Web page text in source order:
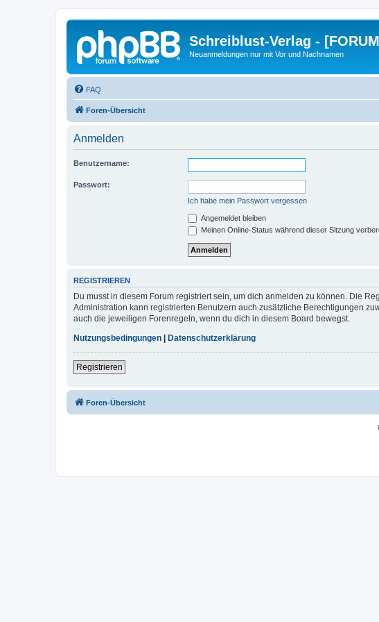
Schreiblust-Verlag -
Neuanmeldungen nur mit Vor und Nachnamen
FAQ
Foren-Übersicht
Anmelden
Benutzername:
Passwort:
Ich habe mein Passwort vergessen
Angemeldet bleiben
Meinen Online-Status während dieser Sitzung
REGISTRIEREN
Du musst in diesem Forum registriert sein, um dich anmelden zu können. Die
Administration kann registrierten Benutzern auch zusätzliche Berechtigungen
auch die jeweiligen Forenregeln, wenn du dich in diesem Board bewegst.
Nutzungsbedingungen
Datenschutzerklärung
Registrieren
Foren-Übersicht